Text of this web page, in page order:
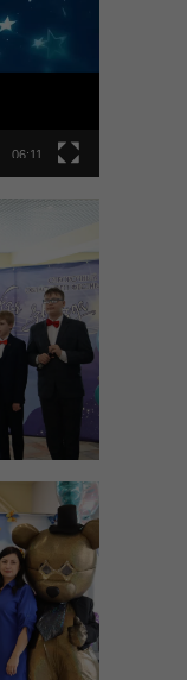
ЦПД
СМФЦ г.
ЦПД г. Ангарск
ЦПД г. Усолье-
СРЦН
06:11